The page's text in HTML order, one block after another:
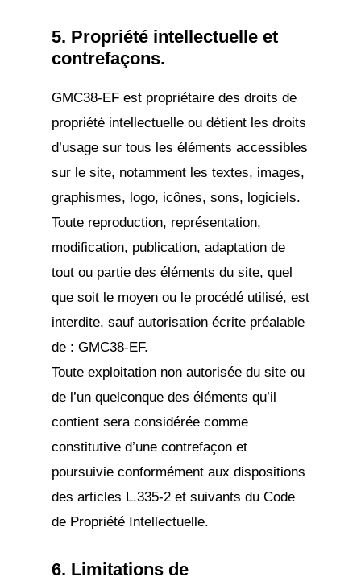
5. Propriété intellectuelle et
contrefaçons.
GMC38-EF est propriétaire des droits de
propriété intellectuelle ou détient les droits
d’usage sur tous les éléments accessibles
sur le site, notamment les textes, images,
graphismes, logo, icônes, sons, logiciels.
Toute reproduction, représentation,
modification, publication, adaptation de
tout ou partie des éléments du site, quel
que soit le moyen ou le procédé utilisé, est
interdite, sauf autorisation écrite préalable
de : GMC38-EF.
Toute exploitation non autorisée du site ou
de l’un quelconque des éléments qu’il
contient sera considérée comme
constitutive d’une contrefaçon et
poursuivie conformément aux dispositions
des articles L.335-2 et suivants du Code
de Propriété Intellectuelle.
6. Limitations de